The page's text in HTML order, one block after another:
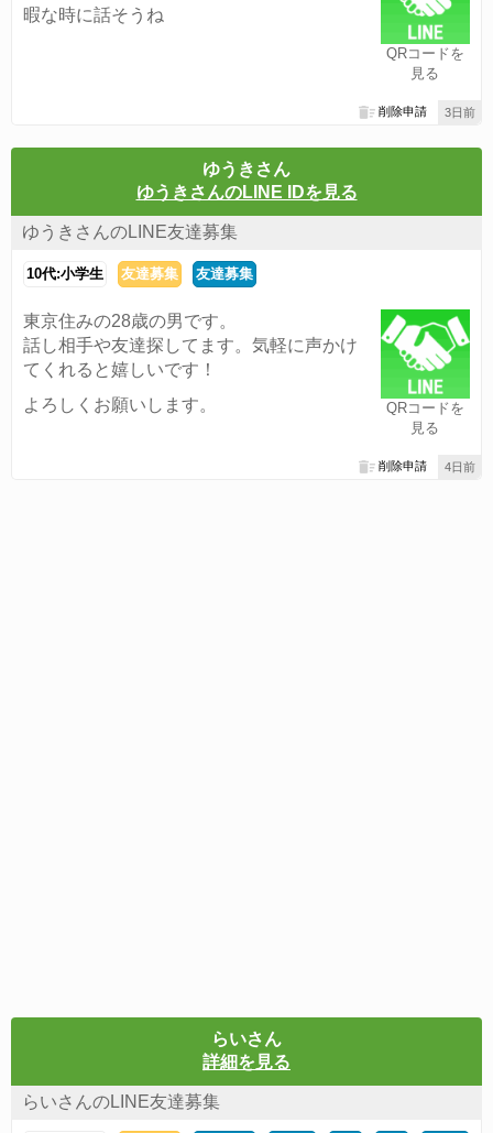
QRコードを
見る
暇な時に話そうね
3日前
削除申請
ゆうきさん
ゆうきさんのLINE IDを見る
ゆうきさんのLINE友達募集
10代:小学生 友達募集 友達募集
QRコードを
見る
東京住みの28歳の男です。
話し相手や友達探してます。気軽に声かけ
てくれると嬉しいです！
よろしくお願いします。
4日前
削除申請
らいさん
詳細を見る
らいさんのLINE友達募集